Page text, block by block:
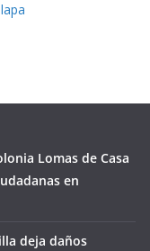
Lomas de Casa
en
deja daños